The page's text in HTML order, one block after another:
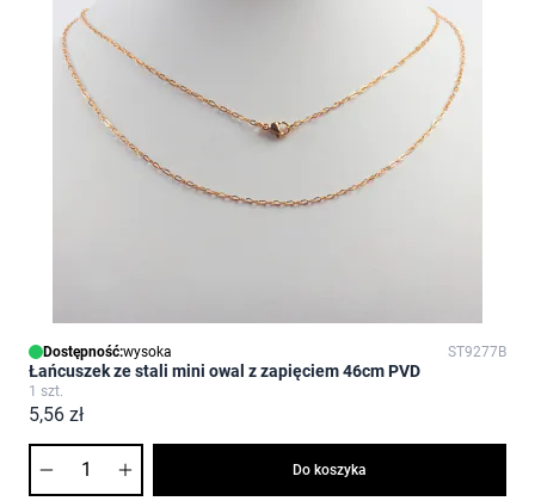
Dostępność:wysoka ST9277B
Łańcuszek ze stali mini owal z zapięciem 46cm PVD
1 szt.
5,56 zł
Do koszyka